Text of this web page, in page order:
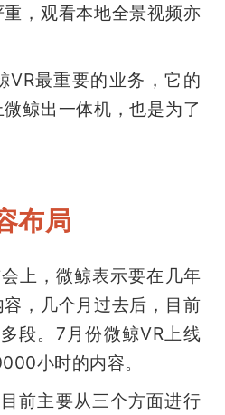
，观看本地全景视频亦
VR最重要的业务，它的
鲸出一体机，也是为了
布局
上，微鲸表示要在几年
，几个月过去后，目前
段。7月份微鲸VR上线
小时的内容。
前主要从三个方面进行